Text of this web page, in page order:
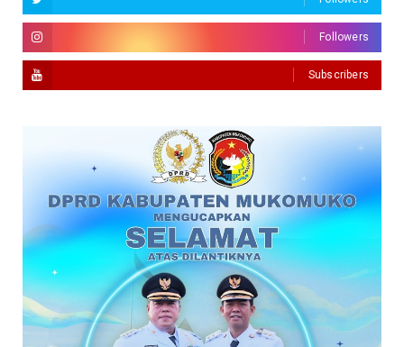
Followers
Subscribers